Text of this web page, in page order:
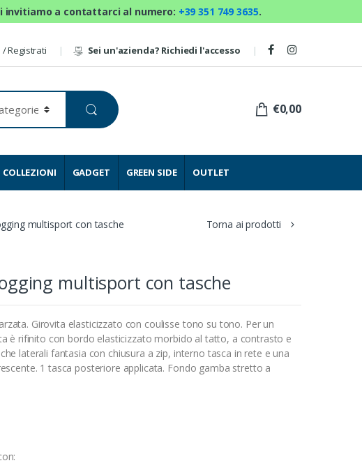
invitiamo a contattarci al numero: +39 351 749 3635.
/ Registrati Sei un'azienda? Richiedi l'accesso
€0,00
COLLEZIONI GADGET GREEN SIDE OUTLET
multisport con tasche Torna ai prodotti
multisport con tasche
Girovita elasticizzato con coulisse tono su tono. Per un
è rifinito con bordo elasticizzato morbido al tatto, a contrasto e
laterali fantasia con chiusura a zip, interno tasca in rete e una
1 tasca posteriore applicata. Fondo gamba stretto a